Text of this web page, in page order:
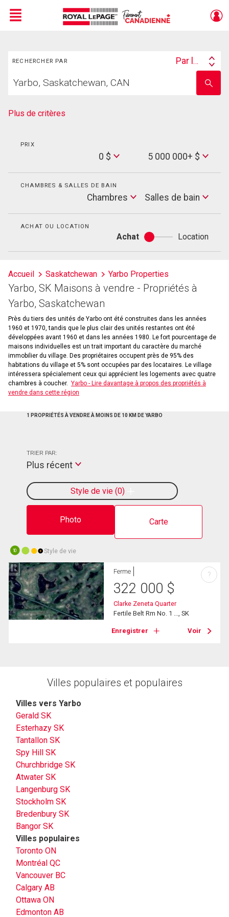
Menu
RECHERCHER PAR
Search
Par lieu
votre
nom
Plus de critères
PRIX
0 $
Max
Price
5 000 000+ $
CHAMBRES & SALLES DE BAIN
Chambres
Salles
de
Salles de bain
ACHAT OU LOCATION
Achat
Achat
ou
Location
Accueil Saskatchewan Yarbo Properties
Yarbo, SK Maisons à vendre - Propriétés à
Yarbo, Saskatchewan
Près du tiers des unités de Yarbo ont été construites dans les années
1960 et 1970, tandis que le plus clair des unités restantes ont été
développées avant 1960 et dans les années 1980. Le fort pourcentage de
maisons individuelles est un trait important du caractère du marché
immobilier du village. Des propriétaires occupent près de 95% des
habitations du village et 5% sont occupées par des locataires. Le village
intéressera spécialement ceux qui apprécient les logements avec quatre
chambres à coucher. Yarbo - Lire davantage à propos des propriétés à
vendre dans cette région
1 PROPRIÉTÉS À VENDRE À MOINS DE 10 KM DE YARBO
Photo Carte
Style de vie 0
TRIER PAR:
Plus récent
10 Style de vie
Ferme
322 000 $
Clarke Zeneta Quarter
Fertile Belt Rm No. 1 ..., SK
Enregistrer Voir
?
Villes populaires et populaires
Villes vers Yarbo
Gerald SK
Esterhazy SK
Tantallon SK
Spy Hill SK
Churchbridge SK
Atwater SK
Langenburg SK
Stockholm SK
Bredenbury SK
Bangor SK
Villes populaires
Toronto ON
Montréal QC
Vancouver BC
Calgary AB
Ottawa ON
Edmonton AB